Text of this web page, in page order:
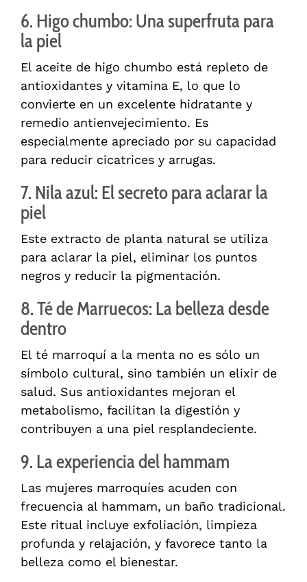
6. Higo chumbo: Una superfruta para
la piel
El aceite de higo chumbo está repleto de
antioxidantes y vitamina E, lo que lo
convierte en un excelente hidratante y
remedio antienvejecimiento. Es
especialmente apreciado por su capacidad
para reducir cicatrices y arrugas.
7. Nila azul: El secreto para aclarar la
piel
Este extracto de planta natural se utiliza
para aclarar la piel, eliminar los puntos
negros y reducir la pigmentación.
8. Té de Marruecos: La belleza desde
dentro
El té marroquí a la menta no es sólo un
símbolo cultural, sino también un elixir de
salud. Sus antioxidantes mejoran el
metabolismo, facilitan la digestión y
contribuyen a una piel resplandeciente.
9. La experiencia del hammam
Las mujeres marroquíes acuden con
frecuencia al hammam, un baño tradicional.
Este ritual incluye exfoliación, limpieza
profunda y relajación, y favorece tanto la
belleza como el bienestar.